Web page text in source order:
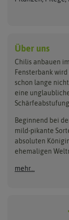
Habanerosamen
Buzzy Seeds
Carl Pabst
Clever Pots
COMPO
Ladbrooke
Lehmann
Über uns
Chilis anbauen
Fensterbank
schon lange
eine
Beginnend bei
mild-pikante
absoluten
ehemaligen
mehr...